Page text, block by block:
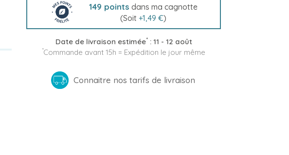
149 points dans ma cagnotte
(Soit +1,49 €)
Date de livraison estimée*: 11 - 12 août
*Commande avant 15h = Expédition le jour même
Connaitre nos tarifs de livraison